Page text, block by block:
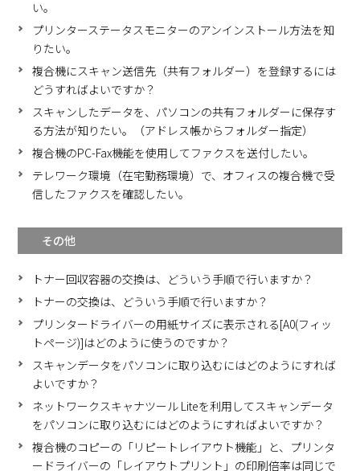
い。
プリンターステータスモニターのアンインストール方法を知
りたい。
複合機にスキャン送信先（共有フォルダー）を登録するには
どうすればよいですか？
スキャンしたデータを、パソコンの共有フォルダーに保存す
る方法が知りたい。（アドレス帳からフォルダー指定）
複合機のPC-Fax機能を使用してファクスを送付したい。
テレワーク環境（在宅勤務環境）で、オフィスの複合機で受
信したファクスを確認したい。
その他
トナー回収容器の交換は、どういう手順で行いますか？
トナーの交換は、どういう手順で行いますか？
プリンタードライバーの用紙サイズに表示される[A0(フィッ
トページ)]はどのように使うのですか？
スキャンデータをパソコンに取り込むにはどのようにすれば
よいですか？
ネットワークスキャナツール Liteを利用してスキャンデータ
をパソコンに取り込むにはどのようにすればよいですか？
複合機のコピーの「リピートレイアウト機能」と、プリンタ
ードライバーの「レイアウトプリント」の印刷倍率は同じで